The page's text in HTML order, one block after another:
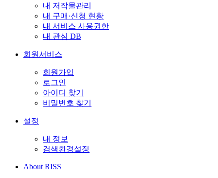
내 저작물관리
내 구매·신청 현황
내 서비스 사용권한
내 관심 DB
회원서비스
회원가입
로그인
아이디 찾기
비밀번호 찾기
설정
내 정보
검색환경설정
About RISS